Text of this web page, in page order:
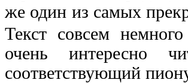
же один из самых
Текст совсем
очень интересно
соответствующий